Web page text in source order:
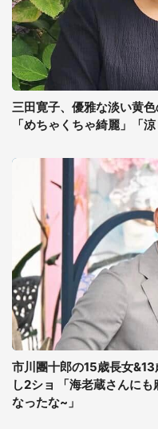
三田寛子、優雅な淡い黄
「めちゃくちゃ綺麗」「
市川團十郎の15歳長女
し2ショ 「海老蔵さんに
なったな~」